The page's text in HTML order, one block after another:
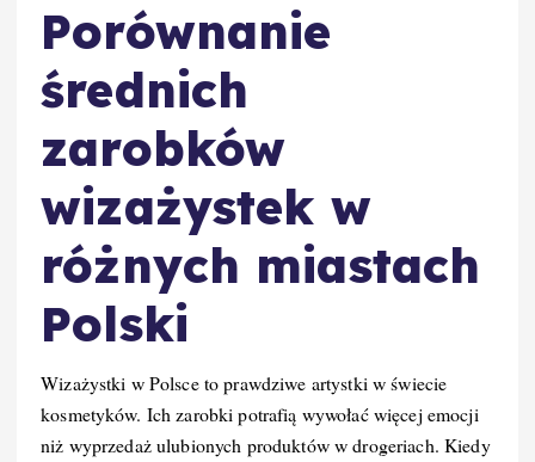
Porównanie
średnich
zarobków
wizażystek w
różnych miastach
Polski
Wizażystki w Polsce to prawdziwe artystki w świecie
kosmetyków. Ich zarobki potrafią wywołać więcej emocji
niż wyprzedaż ulubionych produktów w drogeriach. Kiedy